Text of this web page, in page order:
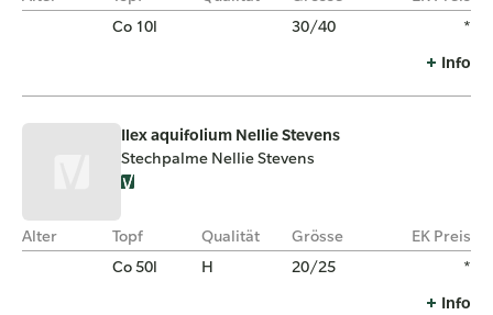
Co 10l
30/40 *
Info
Ilex aquifolium Nellie Stevens
Stechpalme Nellie Stevens
Alter Topf Qualität Grösse
EK Preis
Co 50l
H 20/25 *
Info